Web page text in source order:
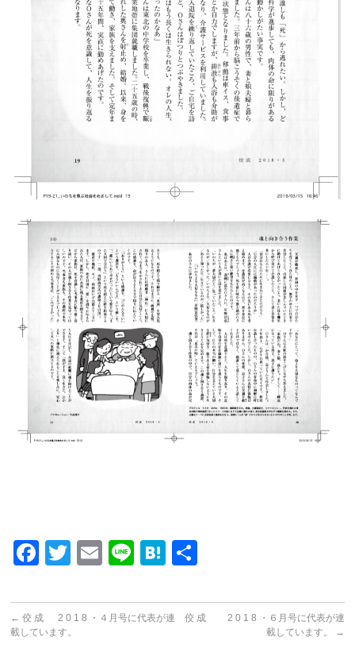
Facebook
Twitter
EmailLineHatena
← 佼 成 2 0 1 8 ・４月号に代表が連
載しています。
佼 成 2 0 1 8 ・６月号に代表が連
載しています。
→